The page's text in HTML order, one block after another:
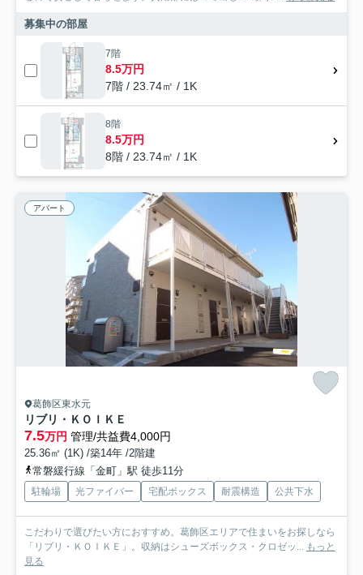
募集中の部屋
7階
8.5万円
7階 / 23.74㎡ / 1K
8階
8.5万円
8階 / 23.74㎡ / 1K
アパート
葛飾区東水元
リブリ・ＫＯＩＫＥ
7.5万円 管理/共益費4,000円
25.36㎡ (1K) /築14年 /2階建
常磐緩行線「金町」駅 徒歩11分
駐輪場 光ファイバー 宅配ボックス 耐震構造 公共下水
こだわりで選びたい方におすすめ。葛飾区エリアで住まいをお探しなら
「リブリ・ＫＯＩＫＥ」。収納はシューズボックス・クロゼッ... もっと
見る